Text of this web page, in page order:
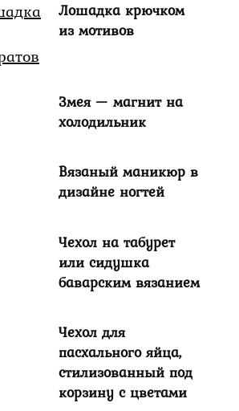
Лошадка крючком
из мотивов
Змея — магнит на
холодильник
Вязаный маникюр в
дизайне ногтей
Чехол на табурет
или сидушка
баварским вязанием
Чехол для
пасхального яйца,
стилизованный под
корзину с цветами